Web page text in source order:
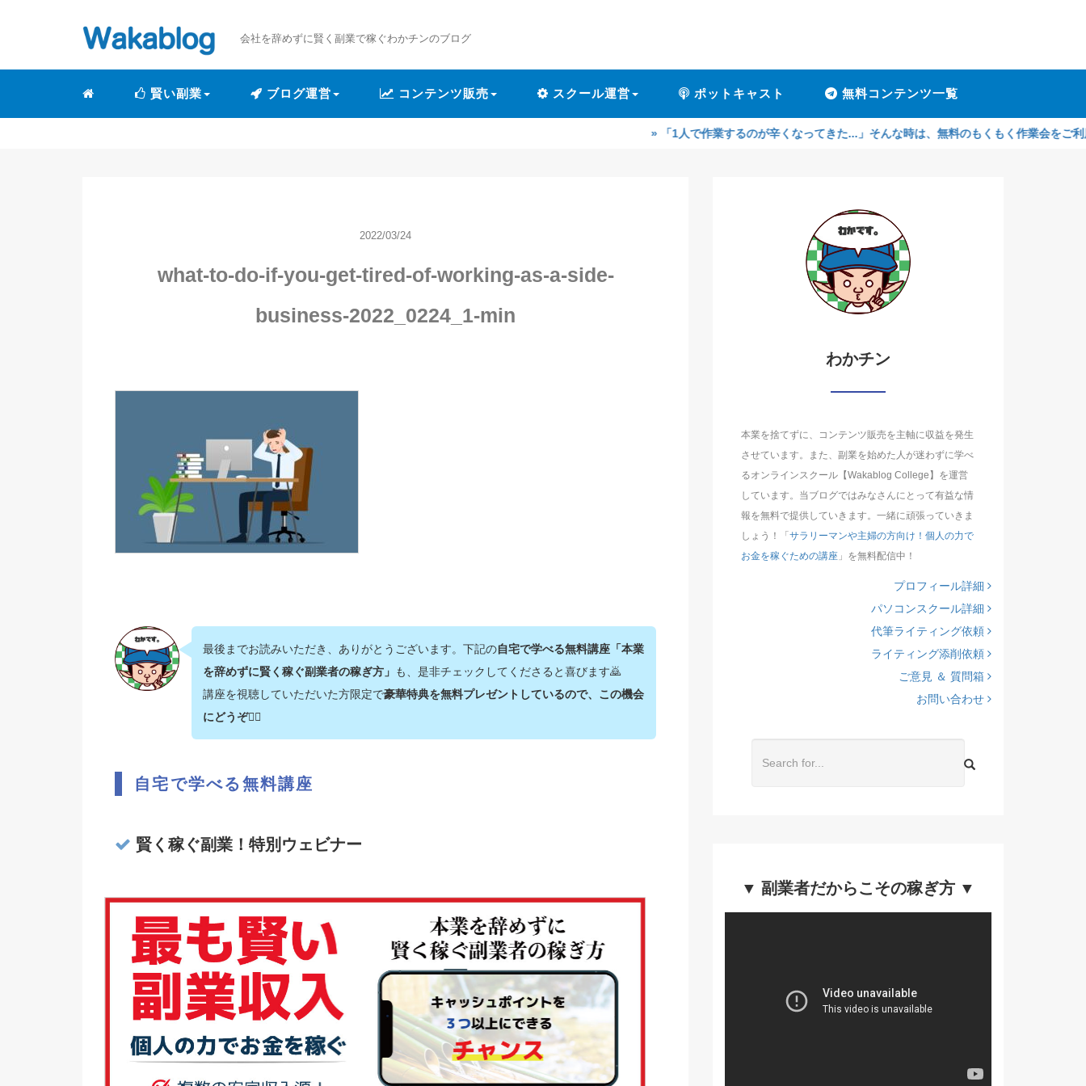
会社を辞めずに賢く副業で稼ぐわかチンのブログ
賢い副業 ブログ運営 コンテンツ販売 スクール運営 ポットキャスト 無料コンテンツ一覧
» 「1人で作業するのが辛くなってきた...」そんな時は、無料のもくもく作業会をご利用ください！
2022/03/24
what-to-do-if-you-get-tired-of-working-as-a-side-
business-2022_0224_1-min
最後までお読みいただき、ありがとうございます。下記の自宅で学べる無料講座「本業
を辞めずに賢く稼ぐ副業者の稼ぎ方」 も、是非チェックしてくださると喜びます🙇‍
講座を視聴していただいた方限定で豪華特典を無料プレゼントしているので、この機会
にどうぞ💁‍♂️
自宅で学べる無料講座
賢く稼ぐ副業！特別ウェビナー
わかチン
本業を捨てずに、コンテンツ販売を主軸に収益を発生
させています。また、副業を始めた人が迷わずに学べ
るオンラインスクール【Wakablog College】を運営
しています。当ブログではみなさんにとって有益な情
報を無料で提供していきます。一緒に頑張っていきま
しょう！「 サラリーマンや主婦の方向け！個人の力で
お金を稼ぐための講座 」を無料配信中！
プロフィール詳細
パソコンスクール詳細
代筆ライティング依頼
ライティング添削依頼
ご意見 ＆ 質問箱
お問い合わせ
▼ 副業者だからこその稼ぎ方 ▼